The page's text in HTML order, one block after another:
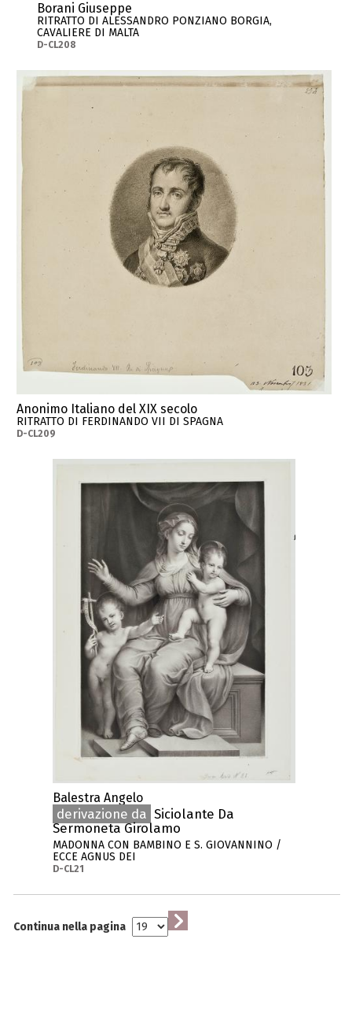
Borani Giuseppe
RITRATTO DI ALESSANDRO PONZIANO BORGIA,
CAVALIERE DI MALTA
D-CL208
Anonimo Italiano del XIX secolo
RITRATTO DI FERDINANDO VII DI SPAGNA
D-CL209
Balestra Angelo
derivazione da Siciolante Da
Sermoneta Girolamo
MADONNA CON BAMBINO E S. GIOVANNINO /
ECCE AGNUS DEI
D-CL21
Continua nella pagina